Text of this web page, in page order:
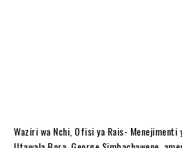
Waziri wa Nchi, Ofisi ya Rais- Menejimenti